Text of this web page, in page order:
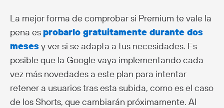
La mejor forma de comprobar si Premium te vale la
pena esprobarlo gratuitamente durante dos
mesesy ver si se adapta a tus necesidades. Es
posible que la Google vaya implementando cada
vez más novedades a este plan para intentar
retener a usuarios tras esta subida, como es el caso
de los Shorts, que cambiarán próximamente. Al